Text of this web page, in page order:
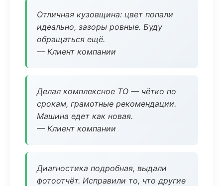
Отличная кузовщина: цвет попали
идеально, зазоры ровные. Буду
обращаться ещё.
— Клиент компании
Делал комплексное ТО — чётко по
срокам, грамотные рекомендации.
Машина едет как новая.
— Клиент компании
Диагностика подробная, выдали
фотоотчёт. Исправили то, что другие